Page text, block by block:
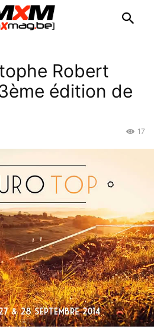
Robert
édition de
17